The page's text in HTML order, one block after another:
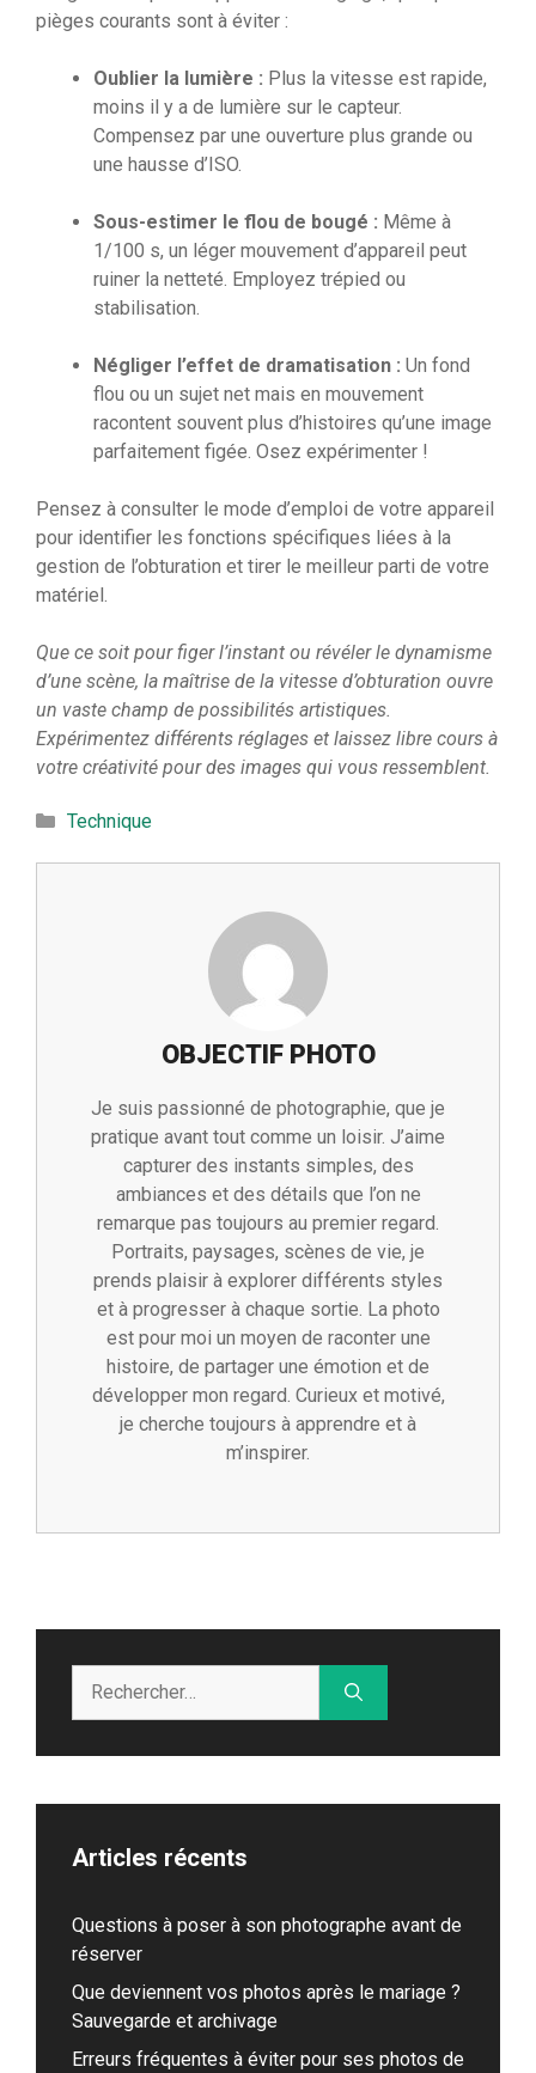
pièges courants sont à éviter :
Oublier la lumière : Plus la vitesse est rapide,
moins il y a de lumière sur le capteur.
Compensez par une ouverture plus grande ou
une hausse d’ISO.
Sous-estimer le flou de bougé : Même à
1/100 s, un léger mouvement d’appareil peut
ruiner la netteté. Employez trépied ou
stabilisation.
Négliger l’effet de dramatisation : Un fond
flou ou un sujet net mais en mouvement
racontent souvent plus d’histoires qu’une image
parfaitement figée. Osez expérimenter !
Pensez à consulter le mode d’emploi de votre appareil
pour identifier les fonctions spécifiques liées à la
gestion de l’obturation et tirer le meilleur parti de votre
matériel.
Que ce soit pour figer l’instant ou révéler le dynamisme
d’une scène, la maîtrise de la vitesse d’obturation ouvre
un vaste champ de possibilités artistiques.
Expérimentez différents réglages et laissez libre cours à
votre créativité pour des images qui vous ressemblent.
Catégories
Technique
OBJECTIF PHOTO
Je suis passionné de photographie, que je
pratique avant tout comme un loisir. J’aime
capturer des instants simples, des
ambiances et des détails que l’on ne
remarque pas toujours au premier regard.
Portraits, paysages, scènes de vie, je
prends plaisir à explorer différents styles
et à progresser à chaque sortie. La photo
est pour moi un moyen de raconter une
histoire, de partager une émotion et de
développer mon regard. Curieux et motivé,
je cherche toujours à apprendre et à
m’inspirer.
Articles récents
Questions à poser à son photographe avant de
réserver
Que deviennent vos photos après le mariage ?
Sauvegarde et archivage
Erreurs fréquentes à éviter pour ses photos de